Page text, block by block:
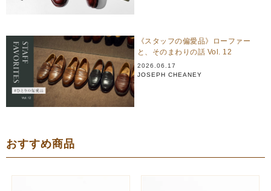
《スタッフの偏愛品》ローファー
と、そのまわりの話 Vol. 12
2026.06.17
JOSEPH CHEANEY
おすすめ商品